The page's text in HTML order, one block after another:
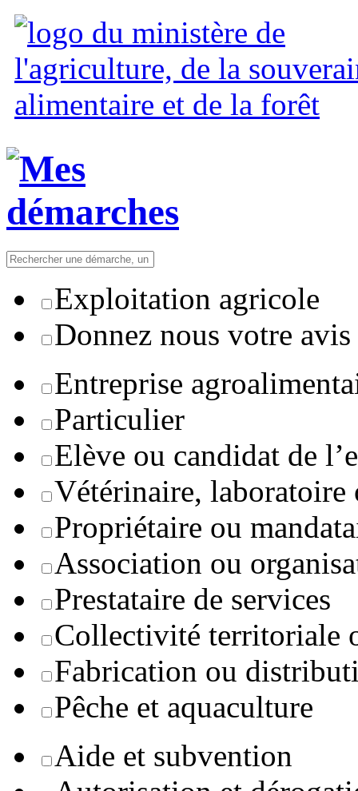
Exploitation agricole
Donnez nous votre avis
Entreprise
Particulier
Elève ou candidat de
Vétérinaire, laboratoire
Propriétaire ou
Association ou
Prestataire de services
Collectivité territoriale
Fabrication ou
Pêche et aquaculture
Aide et subvention